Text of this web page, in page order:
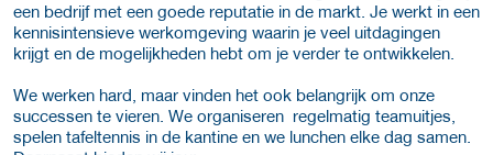
een bedrijf met een goede reputatie in de markt. Je werkt in een
kennisintensieve werkomgeving waarin je veel uitdagingen
krijgt en de mogelijkheden hebt om je verder te ontwikkelen.
We werken hard, maar vinden het ook belangrijk om onze
successen te vieren. We organiseren regelmatig teamuitjes,
spelen tafeltennis in de kantine en we lunchen elke dag samen.